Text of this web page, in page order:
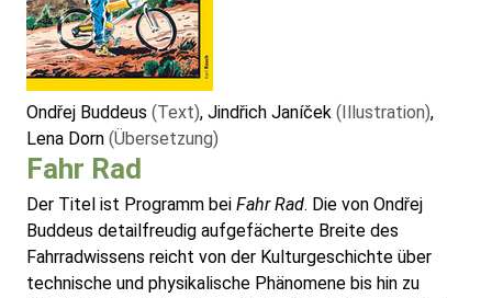
Ondřej Buddeus (Text), Jindřich Janíček (Illustration),
Lena Dorn (Übersetzung)
Fahr Rad
Der Titel ist Programm bei Fahr Rad. Die von Ondřej
Buddeus detailfreudig aufgefächerte Breite des
Fahrradwissens reicht von der Kulturgeschichte über
technische und physikalische Phänomene bis hin zu